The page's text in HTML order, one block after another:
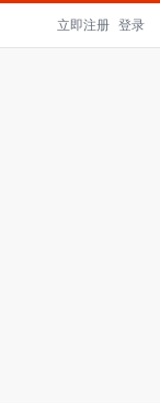
立即注册 登录